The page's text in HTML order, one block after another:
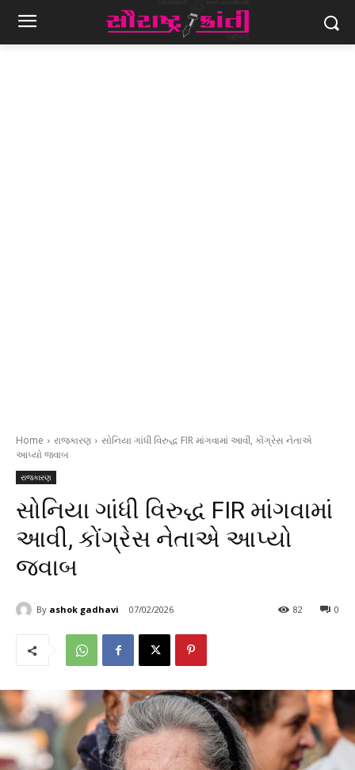
Home રાજકારણ
સોનિયા ગાંધી વિરુદ્ધ FIR માંગવામાં આવી, કોંગ્રેસ નેતાએ
આપ્યો જવાબ
રાજકારણ
સોનિયા ગાંધી વિરુદ્ધ FIR માંગવામાં
આવી, કોંગ્રેસ નેતાએ આપ્યો
જવાબ
By ashok gadhavi 07/02/2026 0
82